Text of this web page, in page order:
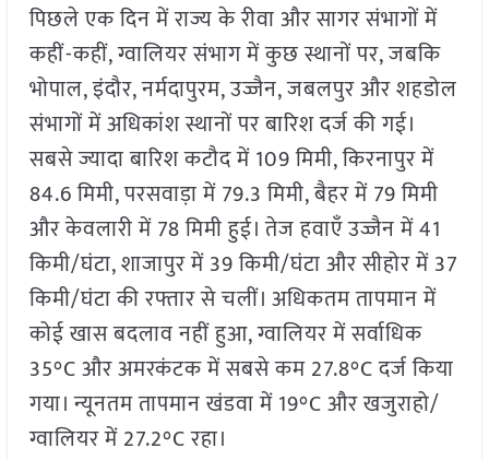
पिछले एक दिन में राज्य के रीवा और सागर संभागों में
कहीं-कहीं, ग्वालियर संभाग में कुछ स्थानों पर, जबकि
भोपाल, इंदौर, नर्मदापुरम, उज्जैन, जबलपुर और शहडोल
संभागों में अधिकांश स्थानों पर बारिश दर्ज की गई।
सबसे ज्यादा बारिश कटौद में 109 मिमी, किरनापुर में
84.6 मिमी, परसवाड़ा में 79.3 मिमी, बैहर में 79 मिमी
और केवलारी में 78 मिमी हुई। तेज हवाएँ उज्जैन में 41
किमी/घंटा, शाजापुर में 39 किमी/घंटा और सीहोर में 37
किमी/घंटा की रफ्तार से चलीं। अधिकतम तापमान में
कोई खास बदलाव नहीं हुआ, ग्वालियर में सर्वाधिक
35°C और अमरकंटक में सबसे कम 27.8°C दर्ज किया
गया। न्यूनतम तापमान खंडवा में 19°C और खजुराहो/
ग्वालियर में 27.2°C रहा।